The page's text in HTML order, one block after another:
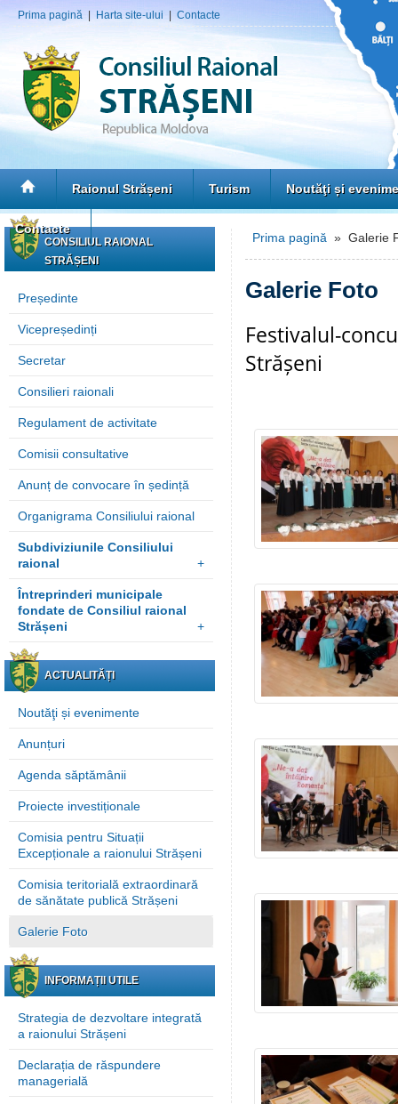
Prima pagină Harta site-ului Contacte
Raionul Strășeni Turism Noutăţi și
Contacte
CONSILIUL RAIONAL
STRĂȘENI
Președinte
Vicepreședinți
Secretar
Consilieri raionali
Regulament de activitate
Comisii consultative
Anunț de convocare în ședință
Organigrama Consiliului raional
Subdiviziunile Consiliului
raional
+
Întreprinderi municipale
fondate de Consiliul raional
Strășeni
+
ACTUALITĂȚI
Noutăţi și evenimente
Anunțuri
Agenda săptămânii
Proiecte investiționale
Comisia pentru Situații
Excepționale a raionului Strășeni
Comisia teritorială extraordinară
de sănătate publică Strășeni
Galerie Foto
INFORMAȚII UTILE
Strategia de dezvoltare integrată
a raionului Strășeni
Declarația de răspundere
managerială
Prima pagină » Galerie
Galerie Foto
Festivalul-
Strășeni